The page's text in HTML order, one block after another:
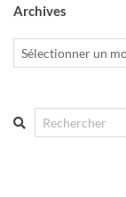
Archives
Archives
Search